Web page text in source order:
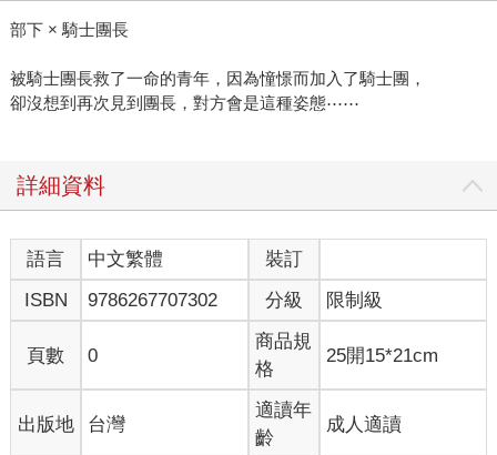
部下 × 騎士團長
被騎士團長救了一命的青年，因為憧憬而加入了騎士團，
卻沒想到再次見到團長，對方會是這種姿態⋯⋯
詳細資料
語言 中文繁體
裝訂
ISBN
9786267707302 分級 限制級
頁數 0
商品規
格
25開15*21cm
出版地 台灣
適讀年
齡
成人適讀